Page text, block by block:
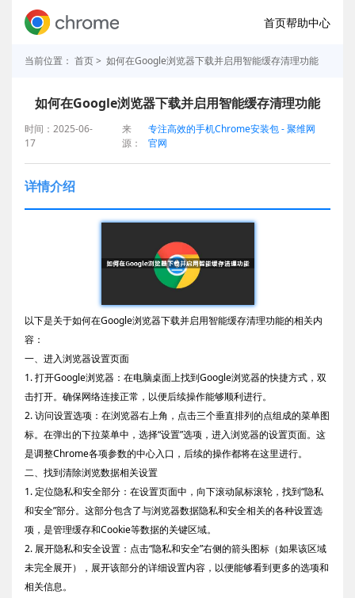
首页帮助中心
当前位置： 首页> 如何在Google浏览器下载并启用智能缓存清理功能
如何在Google浏览器下载并启用智能缓存清理功能
时间：2025-06-
17
来
源：
专注高效的手机Chrome安装包 - 聚维网
官网
详情介绍
以下是关于如何在Google浏览器下载并启用智能缓存清理功能的相关内
容：
一、进入浏览器设置页面
1. 打开Google浏览器：在电脑桌面上找到Google浏览器的快捷方式，双
击打开。确保网络连接正常，以便后续操作能够顺利进行。
2. 访问设置选项：在浏览器右上角，点击三个垂直排列的点组成的菜单图
标。在弹出的下拉菜单中，选择“设置”选项，进入浏览器的设置页面。这
是调整Chrome各项参数的中心入口，后续的操作都将在这里进行。
二、找到清除浏览数据相关设置
1. 定位隐私和安全部分：在设置页面中，向下滚动鼠标滚轮，找到“隐私
和安全”部分。这部分包含了与浏览器数据隐私和安全相关的各种设置选
项，是管理缓存和Cookie等数据的关键区域。
2. 展开隐私和安全设置：点击“隐私和安全”右侧的箭头图标（如果该区域
未完全展开），展开该部分的详细设置内容，以便能够看到更多的选项和
相关信息。